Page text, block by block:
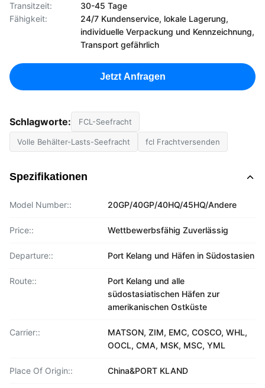
Transitzeit:
30-45 Tage
Fähigkeit:
24/7 Kundenservice, lokale Lagerung,
individuelle Verpackung und Kennzeichnung,
Transport gefährlich
Jetzt Anfragen
Schlagworte: FCL-Seefracht
Volle Behälter-Lasts-Seefracht fcl Frachtversenden
Spezifikationen
Model Number:: 20GP/40GP/40HQ/45HQ/Andere
Price:: Wettbewerbsfähig Zuverlässig
Departure:: Port Kelang und Häfen in Südostasien
Route::
Port Kelang und alle
südostasiatischen Häfen zur
amerikanischen Ostküste
Carrier::
MATSON, ZIM, EMC, COSCO, WHL,
OOCL, CMA, MSK, MSC, YML
Place Of Origin:: China&PORT KLAND